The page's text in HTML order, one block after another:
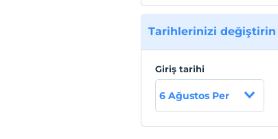
Tarihlerinizi değiştirin
Giriş tarihi
6 Ağustos Per